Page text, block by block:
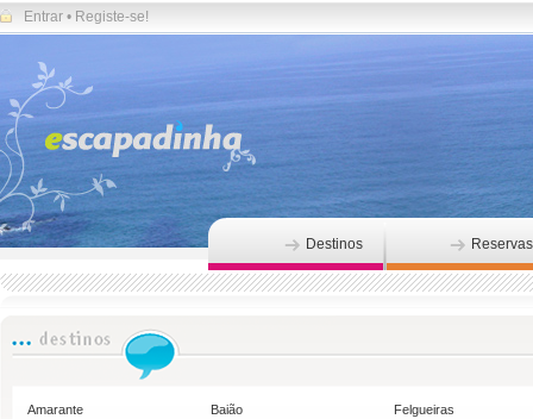
Entrar • Registe-se!
Destinos Reservas
Amarante Baião
Felgueiras